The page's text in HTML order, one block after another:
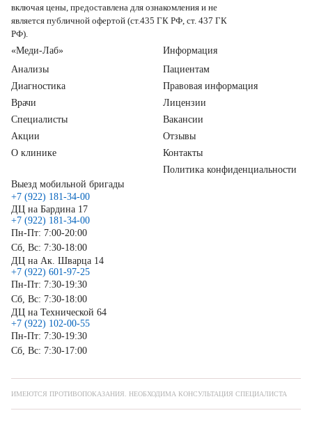
включая цены, предоставлена для ознакомления и не
является публичной офертой (ст.435 ГК РФ, ст. 437 ГК
РФ).
«Меди-Лаб»
Анализы
Диагностика
Врачи
Специалисты
Акции
О клинике
Информация
Пациентам
Правовая информация
Лицензии
Вакансии
Отзывы
Контакты
Политика конфиденциальности
Выезд мобильной бригады
+7 (922) 181-34-00
ДЦ на Бардина 17
+7 (922) 181-34-00
Пн-Пт: 7:00-20:00
Сб, Вс: 7:30-18:00
ДЦ на Ак. Шварца 14
+7 (922) 601-97-25
Пн-Пт: 7:30-19:30
Сб, Вс: 7:30-18:00
ДЦ на Технической 64
+7 (922) 102-00-55
Пн-Пт: 7:30-19:30
Сб, Вс: 7:30-17:00
ИМЕЮТСЯ ПРОТИВОПОКАЗАНИЯ. НЕОБХОДИМА КОНСУЛЬТАЦИЯ СПЕЦИАЛИСТА